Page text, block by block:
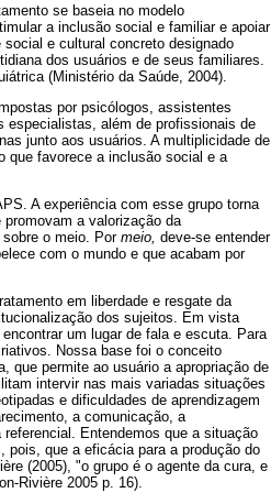
se baseia no modelo
a inclusão social e familiar e apoiar
e cultural concreto designado
dos usuários e de seus familiares.
(Ministério da Saúde, 2004).
por psicólogos, assistentes
especialistas, além de profissionais de
junto aos usuários. A multiplicidade de
que favorece a inclusão social e a
A experiência com esse grupo torna
a valorização da
o meio. Por meio, deve-se entender
com o mundo e que acabam por
em liberdade e resgate da
dos sujeitos. Em vista
um lugar de fala e escuta. Para
Nossa base foi o conceito
que permite ao usuário a apropriação de
intervir nas mais variadas situações
e dificuldades de aprendizagem
a comunicação, a
Entendemos que a situação
pois, que a eficácia para a produção do
(2005), "o grupo é o agente da cura, e
Rivière 2005 p. 16).